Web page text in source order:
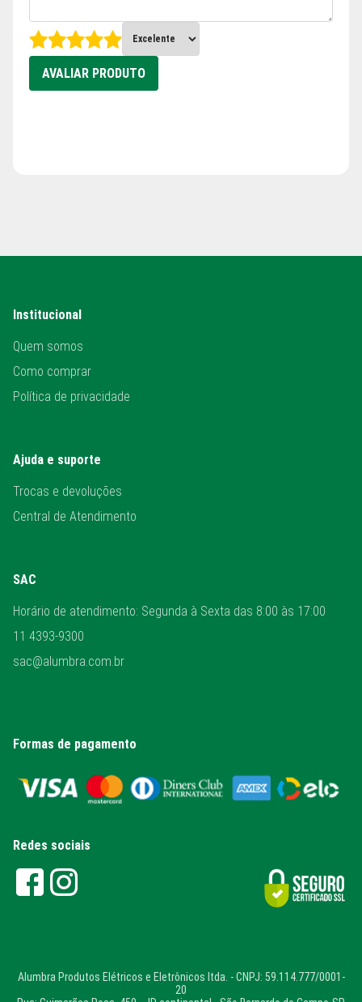
AVALIAR PRODUTO
Institucional
Quem somos
Como comprar
Política de privacidade
Ajuda e suporte
Trocas e devoluções
Central de Atendimento
SAC
Horário de atendimento: Segunda à Sexta das 8:00 às 17:00
11 4393-9300
sac@alumbra.com.br
Formas de pagamento
Redes sociais
Alumbra Produtos Elétricos e Eletrônicos ltda. - CNPJ: 59.114.777/0001-
20